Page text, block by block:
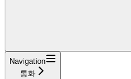
Navigation
통화